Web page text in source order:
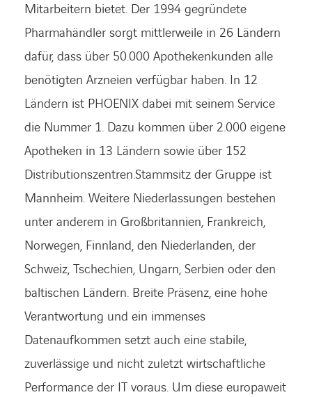
Mitarbeitern bietet. Der 1994 gegründete
Pharmahändler sorgt mittlerweile in 26 Ländern
dafür, dass über 50.000 Apothekenkunden alle
benötigten Arzneien verfügbar haben. In 12
Ländern ist PHOENIX dabei mit seinem Service
die Nummer 1. Dazu kommen über 2.000 eigene
Apotheken in 13 Ländern sowie über 152
Distributionszentren.Stammsitz der Gruppe ist
Mannheim. Weitere Niederlassungen bestehen
unter anderem in Großbritannien, Frankreich,
Norwegen, Finnland, den Niederlanden, der
Schweiz, Tschechien, Ungarn, Serbien oder den
baltischen Ländern. Breite Präsenz, eine hohe
Verantwortung und ein immenses
Datenaufkommen setzt auch eine stabile,
zuverlässige und nicht zuletzt wirtschaftliche
Performance der IT voraus. Um diese europaweit